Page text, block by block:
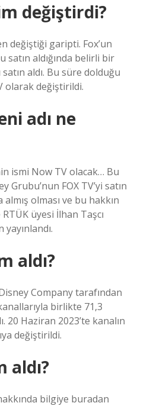
değiştirdi?
değiştiği garipti. Fox’un
satın aldığında belirli bir
aldı. Bu süre dolduğu
olarak değiştirildi.
adı ne
ismi Now TV olacak… Bu
Grubu’nun FOX TV’yi satın
almış olması ve bu hakkın
üyesi İlhan Taşcı
aldı?
Company tarafından
birlikte 71,3
20 Haziran 2023’te kanalın
değiştirildi.
aldı?
bilgiye buradan